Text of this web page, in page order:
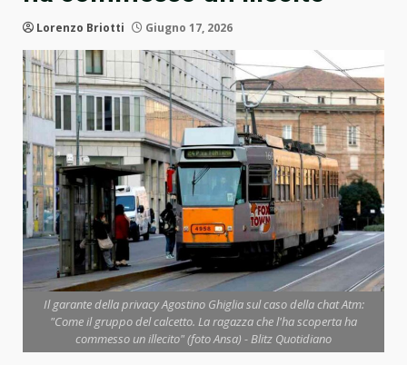
Lorenzo Briotti Giugno 17, 2026
Il garante della privacy Agostino Ghiglia sul caso della chat Atm:
"Come il gruppo del calcetto. La ragazza che l'ha scoperta ha
commesso un illecito" (foto Ansa) - Blitz Quotidiano